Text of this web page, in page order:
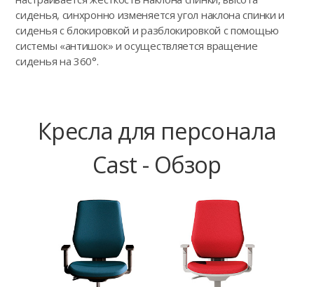
сиденья, синхронно изменяется угол наклона спинки и
сиденья с блокировкой и разблокировкой с помощью
системы «антишок» и осуществляется вращение
сиденья на 360°.
Кресла для персонала
Cast - Обзор